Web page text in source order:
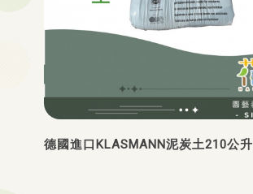
德國進口KLASMANN泥炭土210公升